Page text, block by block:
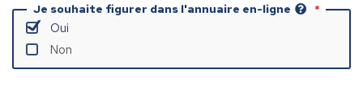
Je souhaite figurer dans l'annuaire en-ligne
Oui
Non